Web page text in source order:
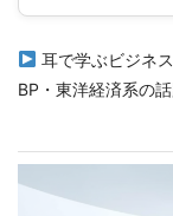
耳で学ぶビジネ
BP・東洋経済系の